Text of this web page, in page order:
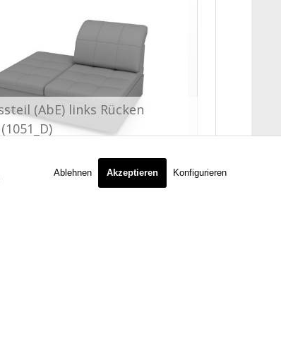
Ablehnen Akzeptieren Konfigurieren